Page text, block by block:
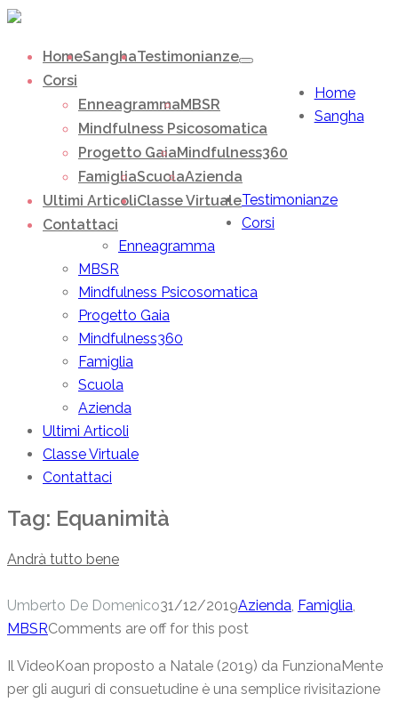
HomeSanghaTestimonianze
Corsi
EnneagrammaMBSR
Mindfulness Psicosomatica
Progetto GaiaMindfulness360
FamigliaScuolaAzienda
Ultimi ArticoliClasse Virtuale
Contattaci
Home
Sangha
Testimonianze
Corsi
Enneagramma
MBSR
Mindfulness Psicosomatica
Progetto Gaia
Mindfulness360
Famiglia
Scuola
Azienda
Ultimi Articoli
Classe Virtuale
Contattaci
Tag: Equanimità
Andrà tutto bene
Umberto De Domenico31/12/2019Azienda, Famiglia,
MBSRComments are off for this post
Il VideoKoan proposto a Natale (2019) da FunzionaMente
per gli auguri di consuetudine è una semplice rivisitazione